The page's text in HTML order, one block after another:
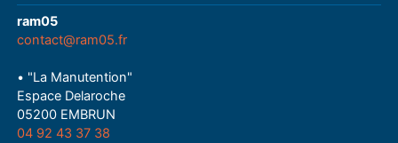
ram05
contact@ram05.fr
• "La Manutention"
Espace Delaroche
05200 EMBRUN
04 92 43 37 38